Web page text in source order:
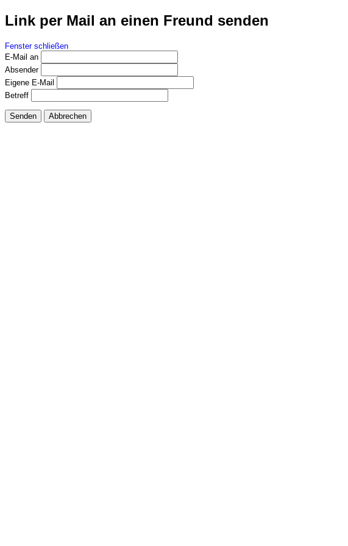
Link per Mail an einen Freund senden
Fenster schließen
E-Mail an
Absender
Eigene E-Mail
Betreff
Senden Abbrechen